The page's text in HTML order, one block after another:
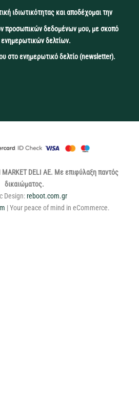
ιδιωτικότητας και αποδέχομαι την
προσωπικών δεδομένων μου, με σκοπό
δελτίων.
στο ενημερωτικό δελτίο (newsletter).
MARKET DELI ΑΕ. Με επιφύλαξη παντός
δικαιώματος.
Design: reboot.com.gr
| Your peace of mind in eCommerce.